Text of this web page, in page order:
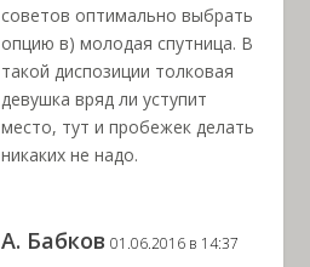
советов оптимально выбрать
опцию в) молодая спутница. В
такой диспозиции толковая
девушка вряд ли уступит
место, тут и пробежек делать
никаких не надо.
А. Бабков 01.06.2016 в 14:37